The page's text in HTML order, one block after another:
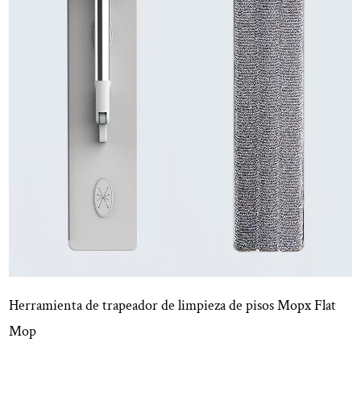
Herramienta de trapeador de limpieza de pisos Mopx Flat
Mop